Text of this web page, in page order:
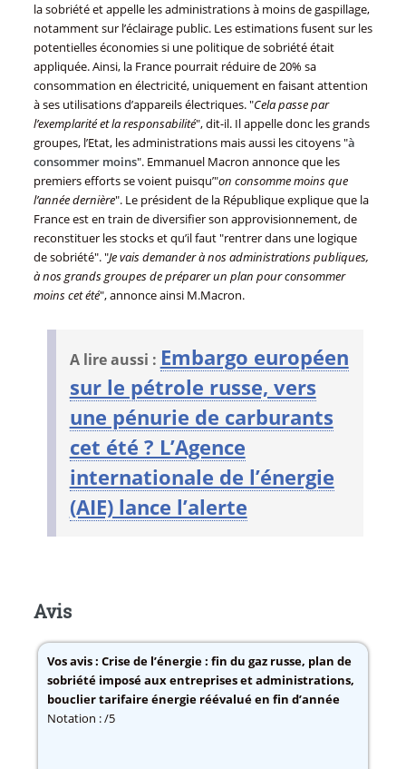
la sobriété et appelle les administrations à moins de gaspillage,
notamment sur l’éclairage public. Les estimations fusent sur les
potentielles économies si une politique de sobriété était
appliquée. Ainsi, la France pourrait réduire de 20% sa
consommation en électricité, uniquement en faisant attention
à ses utilisations d’appareils électriques. "Cela passe par
l’exemplarité et la responsabilité", dit-il. Il appelle donc les grands
groupes, l’Etat, les administrations mais aussi les citoyens "à
consommer moins". Emmanuel Macron annonce que les
premiers efforts se voient puisqu’"on consomme moins que
l’année dernière". Le président de la République explique que la
France est en train de diversifier son approvisionnement, de
reconstituer les stocks et qu’il faut "rentrer dans une logique
de sobriété". "Je vais demander à nos administrations publiques,
à nos grands groupes de préparer un plan pour consommer
moins cet été", annonce ainsi M.Macron.
A lire aussi : Embargo européen
sur le pétrole russe, vers
une pénurie de carburants
cet été ? L’Agence
internationale de l’énergie
(AIE) lance l’alerte
Avis
Vos avis : Crise de l’énergie : fin du gaz russe, plan de
sobriété imposé aux entreprises et administrations,
bouclier tarifaire énergie réévalué en fin d’année
Notation : /5